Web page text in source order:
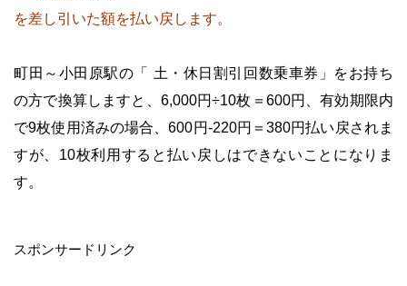
を差し引いた額を払い戻します。
町田～小田原駅の「 土・休日割引回数乗車券」をお持ち
の方で換算しますと、6,000円÷10枚＝600円、有効期限内
で9枚使用済みの場合、600円-220円＝380円払い戻されま
すが、10枚利用すると払い戻しはできないことになりま
す。
スポンサードリンク